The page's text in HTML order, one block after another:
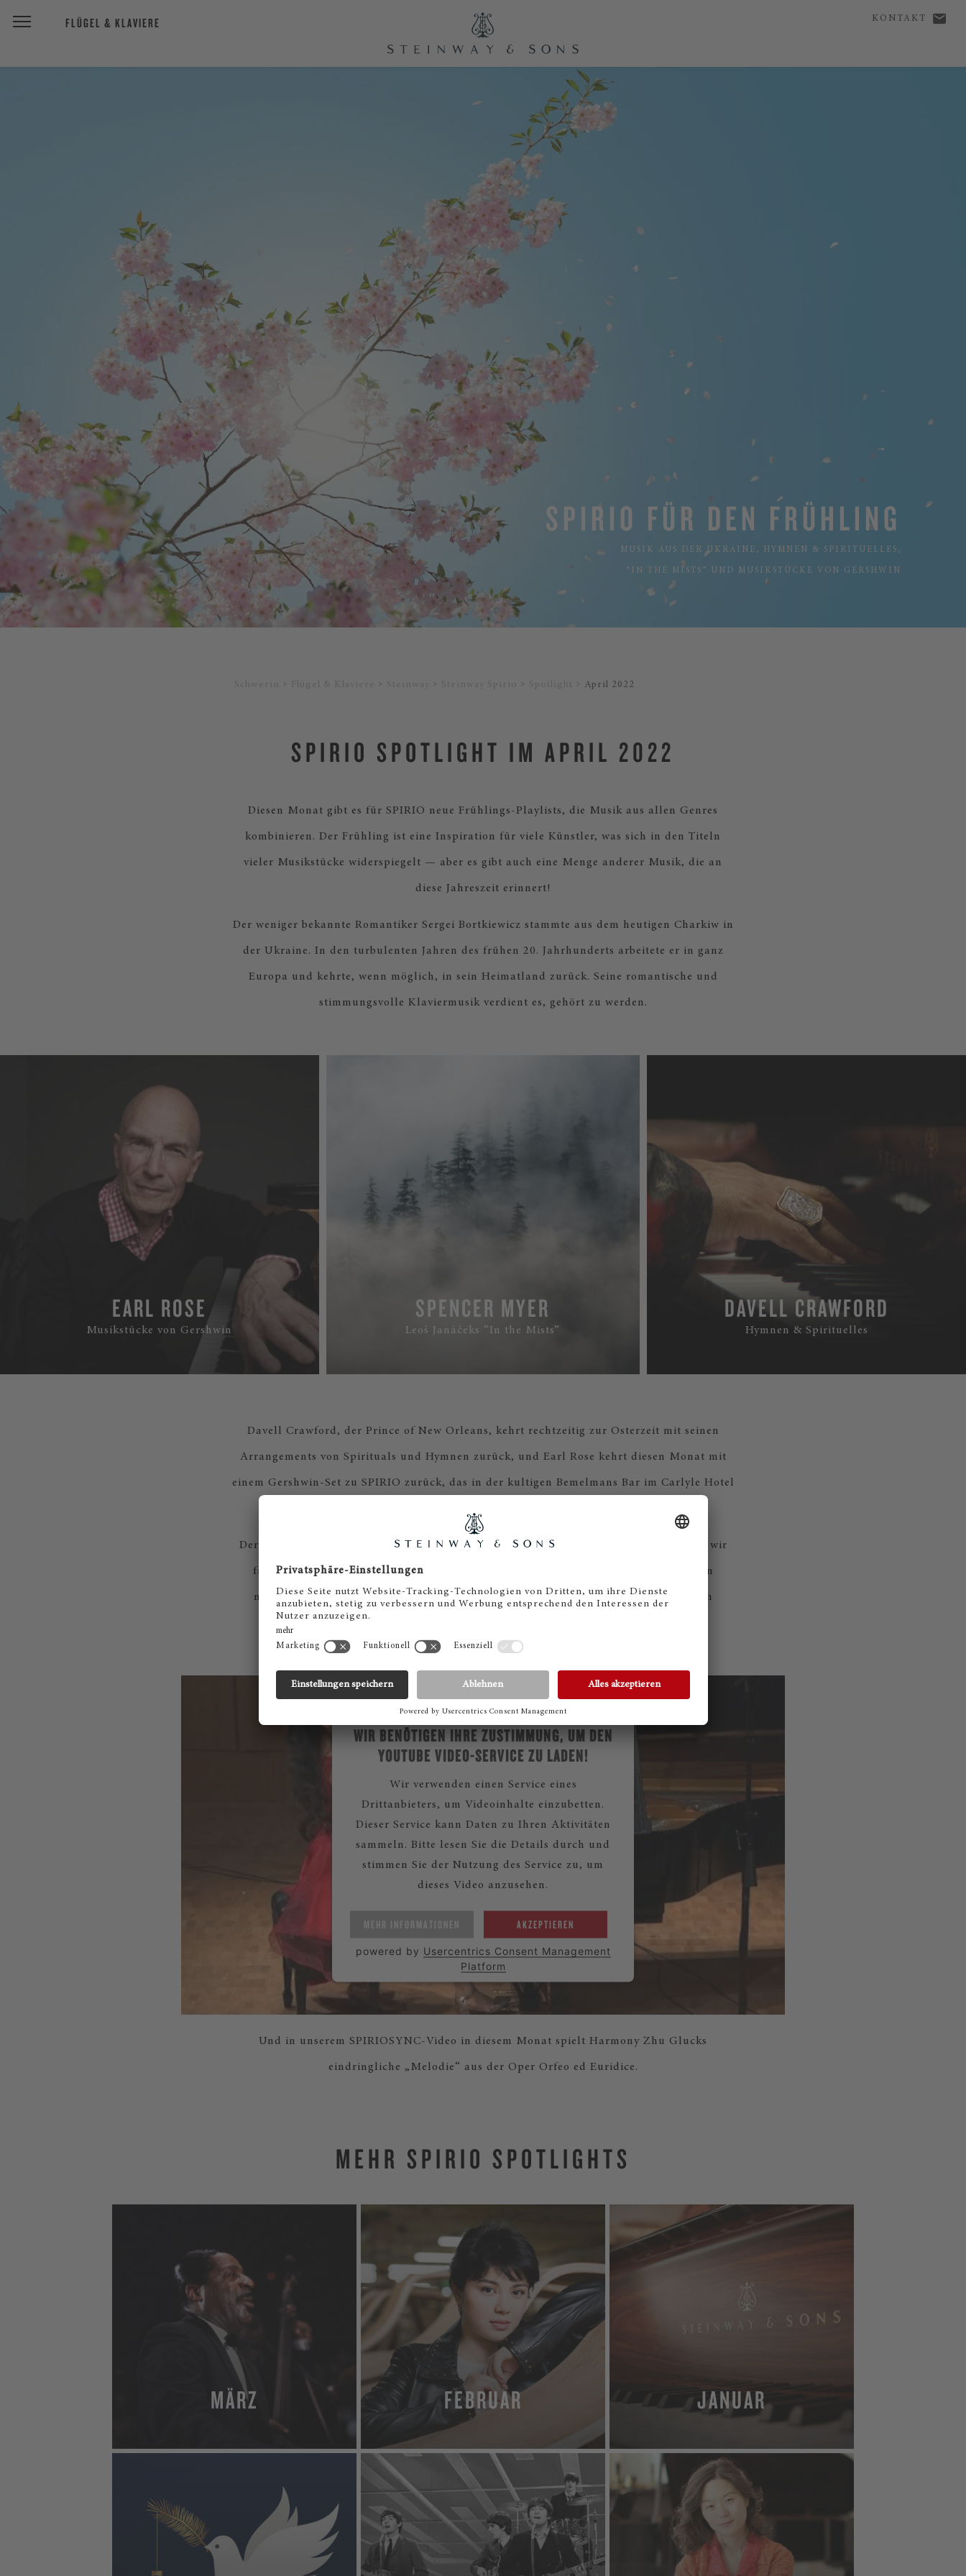
FLÜGEL & KLAVIERE KONTAKT
SPIRIO FÜR DEN FRÜHLING
MUSIK AUS DER UKRAINE, HYMNEN & SPIRITUELLES,
“IN THE MISTS” UND MUSIKSTÜCKE VON GERSHWIN
April 2022
SPIRIO SPOTLIGHT IM APRIL 2022
Diesen Monat gibt es für SPIRIO neue Frühlings-Playlists, die Musik aus allen Genres
kombinieren. Der Frühling ist eine Inspiration für viele Künstler, was sich in den Titeln
vieler Musikstücke widerspiegelt — aber es gibt auch eine Menge anderer Musik, die an
diese Jahreszeit erinnert!
Der weniger bekannte Romantiker Sergei Bortkiewicz stammte aus dem heutigen Charkiw in
der Ukraine. In den turbulenten Jahren des frühen 20. Jahrhunderts arbeitete er in ganz
Europa und kehrte, wenn möglich, in sein Heimatland zurück. Seine romantische und
stimmungsvolle Klaviermusik verdient es, gehört zu werden.
EARL ROSE
Musikstücke von Gershwin
SPENCER MYER
Leoš Janáčeks “In the Mists”
DAVELL CRAWFORD
Hymnen & Spirituelles
Davell Crawford, der Prince of New Orleans, kehrt rechtzeitig zur Osterzeit mit seinen
Arrangements von Spirituals und Hymnen zurück, und Earl Rose kehrt diesen Monat mit
einem Gershwin-Set zu SPIRIO zurück, das in der kultigen Bemelmans Bar im Carlyle Hotel
Der tschechische Komponist Leoš Janáček schrieb lebendige, faszinierende Musik und wir
freuen uns, eines seiner letzten Klavierwerke, „In the Mists“, zu präsentieren, dessen
musikalische Bilder vom STEINWAY-Künstler Spencer Myer wunderbar eingefangen
WIR BENÖTIGEN IHRE ZUSTIMMUNG, UM DEN
YOUTUBE VIDEO-SERVICE ZU LADEN!
Wir verwenden einen Service eines
Drittanbieters, um Videoinhalte einzubetten.
Dieser Service kann Daten zu Ihren Aktivitäten
sammeln. Bitte lesen Sie die Details durch und
stimmen Sie der Nutzung des Service zu, um
dieses Video anzusehen.
MEHR INFORMATIONEN AKZEPTIEREN
powered by Usercentrics Consent Management
Platform
Und in unserem SPIRIOSYNC-Video in diesem Monat spielt Harmony Zhu Glucks
eindringliche „Melodie“ aus der Oper Orfeo ed Euridice.
MEHR SPIRIO SPOTLIGHTS
MÄRZ FEBRUAR JANUAR